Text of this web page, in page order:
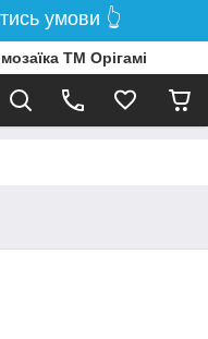
умови 👆
ТМ Орігамі